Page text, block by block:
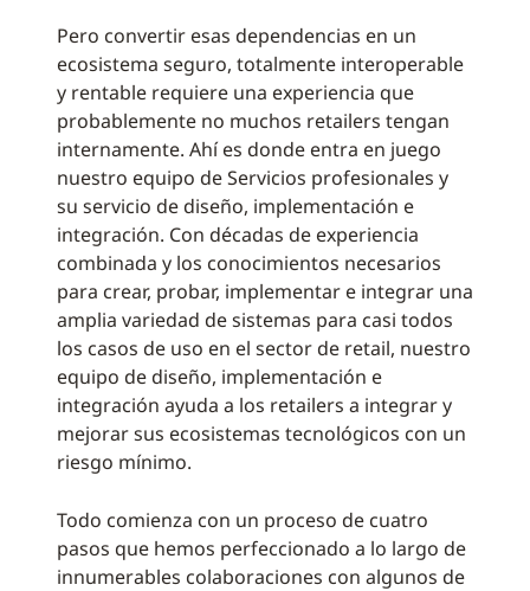
Pero convertir esas dependencias en un
ecosistema seguro, totalmente interoperable
y rentable requiere una experiencia que
probablemente no muchos retailers tengan
internamente. Ahí es donde entra en juego
nuestro equipo de Servicios profesionales y
su servicio de diseño, implementación e
integración. Con décadas de experiencia
combinada y los conocimientos necesarios
para crear, probar, implementar e integrar una
amplia variedad de sistemas para casi todos
los casos de uso en el sector de retail, nuestro
equipo de diseño, implementación e
integración ayuda a los retailers a integrar y
mejorar sus ecosistemas tecnológicos con un
riesgo mínimo.
Todo comienza con un proceso de cuatro
pasos que hemos perfeccionado a lo largo de
innumerables colaboraciones con algunos de